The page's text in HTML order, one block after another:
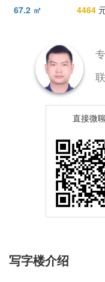
67.2 ㎡
4464
直接微聊
写字楼介绍